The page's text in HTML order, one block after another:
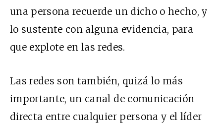
una persona recuerde un dicho o hecho, y
lo sustente con alguna evidencia, para
que explote en las redes.
Las redes son también, quizá lo más
importante, un canal de comunicación
directa entre cualquier persona y el líder